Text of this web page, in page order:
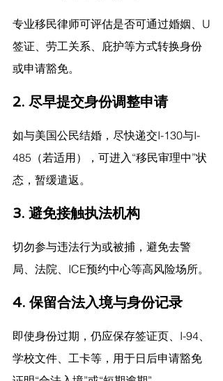
专业移民律师可评估是否可通过婚姻、U
签证、劳工关系、庇护等方式转换身份
或申请豁免。
2. 尽早提交身份调整申请
如与美国公民结婚，尽快递交I-130与I-
485（若适用），可进入“移民审理中”状
态，暂缓遣返。
3. 避免接触执法机构
切勿参与违法行为或被捕，避免去警
局、法院、ICE预约中心等高风险场所。
4. 保留合法入境与身份记录
即使身份过期，仍应保存签证页、I-94、
学校文件、工卡等，用于日后申请豁免